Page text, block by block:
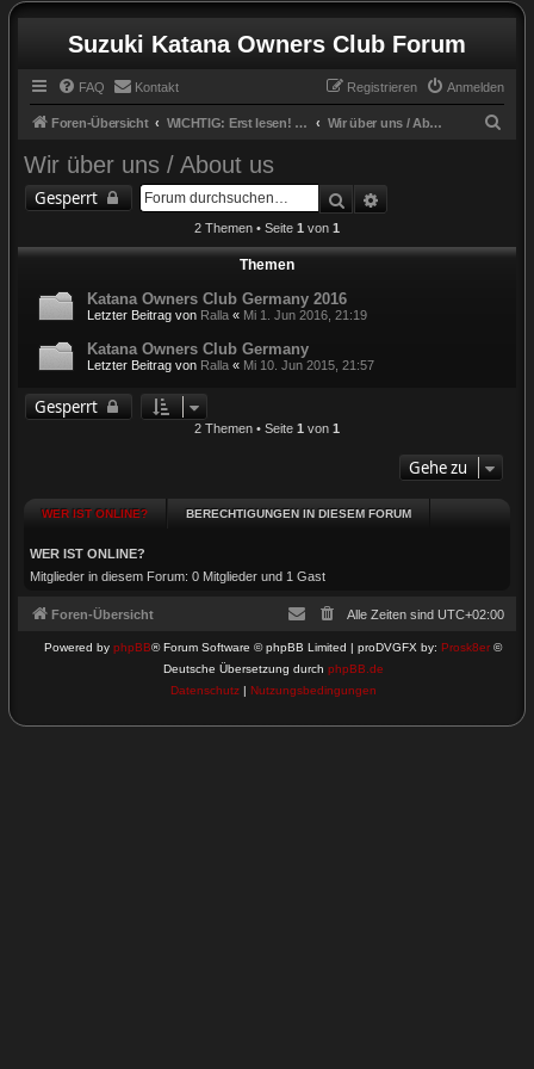
Suzuki Katana Owners Club Forum
FAQ Kontakt Anmelden
Registrieren
Foren-Übersicht WICHTIG: Erst lesen! / IMPORTANT: Read first! Wir über uns / About us
Wir über uns / About us
Gesperrt Suche
2 Themen • Seite 1 von 1
Themen
Katana Owners Club Germany 2016
Letzter Beitrag von Ralla « Mi 1. Jun 2016, 21:19
Katana Owners Club Germany
Letzter Beitrag von Ralla « Mi 10. Jun 2015, 21:57
Gesperrt
2 Themen • Seite 1 von 1
Gehe zu
WER IST ONLINE? BERECHTIGUNGEN IN DIESEM FORUM
WER IST ONLINE?
Mitglieder in diesem Forum: 0 Mitglieder und 1 Gast
Foren-Übersicht Alle Zeiten sind UTC+02:00
Powered by phpBB® Forum Software © phpBB Limited | proDVGFX by: Prosk8er ©
Deutsche Übersetzung durch phpBB.de
Datenschutz| Nutzungsbedingungen